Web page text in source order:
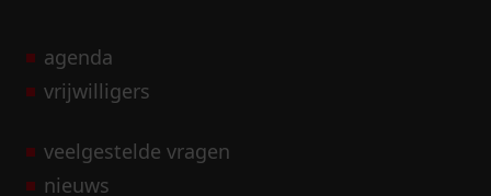
agenda
vrijwilligers
veelgestelde vragen
nieuws